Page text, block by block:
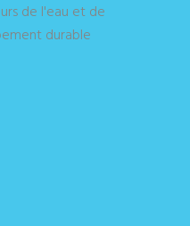
de l'eau et de
durable